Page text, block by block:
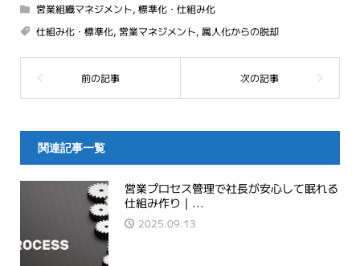
営業組織マネジメント, 標準化・仕組み化
仕組み化・標準化, 営業マネジメント, 属人化からの脱却
関連記事一覧
営業プロセス管理で社長が安心して眠れる
仕組み作り｜...
2025.09.13